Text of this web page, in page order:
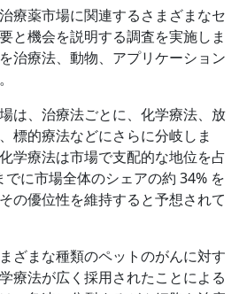
療薬市場に関連するさまざまなセ
と機会を説明する調査を実施しま
治療法、動物、アプリケーション
は、治療法ごとに、化学療法、放
標的療法などにさらに分岐しま
学療法は市場で支配的な地位を占
に市場全体のシェアの約 34% を
の優位性を維持すると予想されて
ざまな種類のペットのがんに対す
療法が広く採用されたことによる